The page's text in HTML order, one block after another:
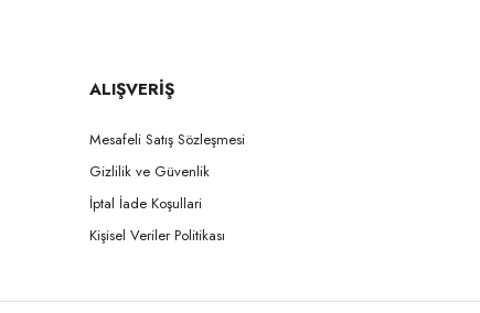
ALIŞVERİŞ
Mesafeli Satış Sözleşmesi
Gizlilik ve Güvenlik
İptal İade Koşullari
Kişisel Veriler Politikası